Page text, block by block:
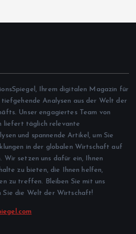
Ihrem digitalen Magazin für
Analysen aus der Welt der
Unser engagiertes Team von
liefert täglich relevante
und spannende Artikel, um Sie
in der globalen Wirtschaft auf
Wir setzen uns dafür ein, Ihnen
zu bieten, die Ihnen helfen,
zu treffen. Bleiben Sie mit uns
Sie die Welt der Wirtschaft!